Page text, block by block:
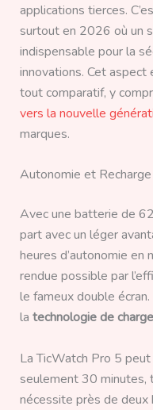
applications tierces.
surtout en 2026 où un
indispensable pour la
innovations. Cet aspect
tout comparatif, y
vers la nouvelle
marques.
Autonomie et
Avec une batterie de
part avec un léger
heures d’autonomie
rendue possible par
le fameux double
la technologie de
La TicWatch Pro 5
seulement 30 minutes,
nécessite près de deux